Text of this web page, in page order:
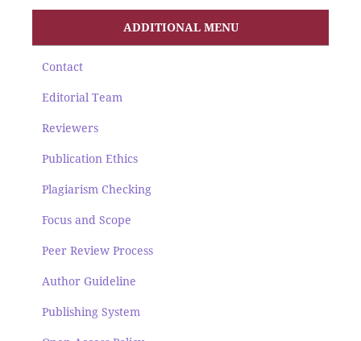
ADDITIONAL MENU
Contact
Editorial Team
Reviewers
Publication Ethics
Plagiarism Checking
Focus and Scope
Peer Review Process
Author Guideline
Publishing System